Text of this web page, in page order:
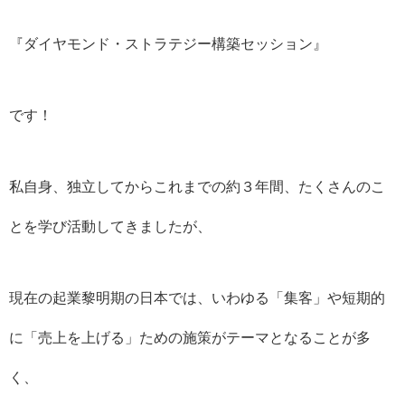
『ダイヤモンド・ストラテジー構築セッション』
です！
私自身、独立してからこれまでの約３年間、たくさんのこ
とを学び活動してきましたが、
現在の起業黎明期の日本では、いわゆる「集客」や短期的
に「売上を上げる」ための施策がテーマとなることが多
く、